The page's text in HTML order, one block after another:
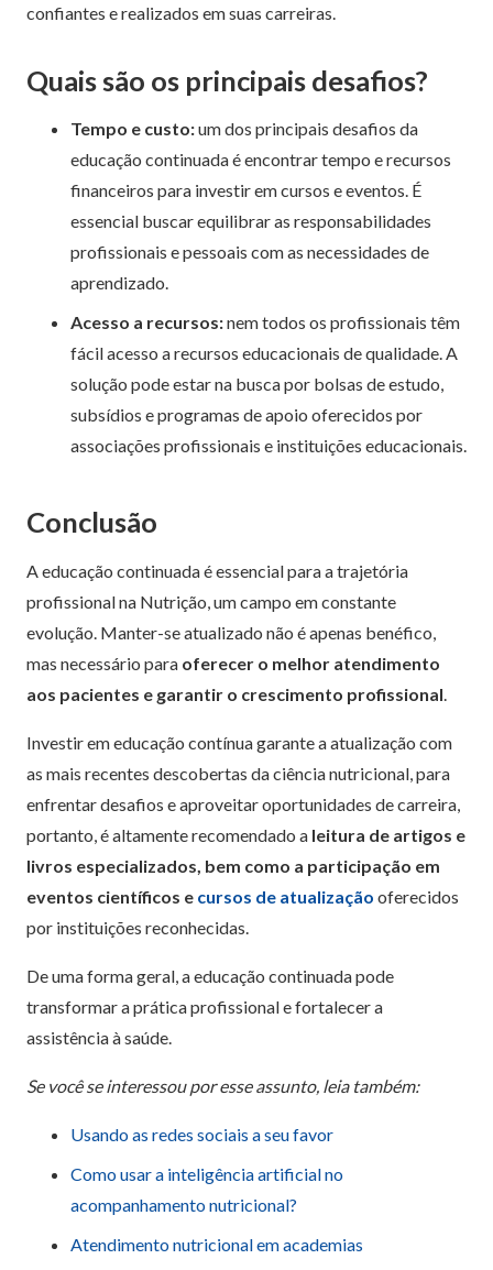
confiantes e realizados em suas carreiras.
Quais são os principais desafios?
Tempo e custo:um dos principais desafios da
educação continuada é encontrar tempo e recursos
financeiros para investir em cursos e eventos. É
essencial buscar equilibrar as responsabilidades
profissionais e pessoais com as necessidades de
aprendizado.
Acesso a recursos:nem todos os profissionais têm
fácil acesso a recursos educacionais de qualidade. A
solução pode estar na busca por bolsas de estudo,
subsídios e programas de apoio oferecidos por
associações profissionais e instituições educacionais.
Conclusão
A educação continuada é essencial para a trajetória
profissional na Nutrição, um campo em constante
evolução. Manter-se atualizado não é apenas benéfico,
mas necessário para oferecer o melhor atendimento
aos pacientes e garantir o crescimento profissional
Investir em educação contínua garante a atualização com
as mais recentes descobertas da ciência nutricional, para
enfrentar desafios e aproveitar oportunidades de carreira,
portanto, é altamente recomendado a leitura de artigos e
livros especializados, bem como a participação em
eventos científicos e cursos de atualização oferecidos
por instituições reconhecidas.
De uma forma geral, a educação continuada pode
transformar a prática profissional e fortalecer a
assistência à saúde.
Se você se interessou por esse assunto, leia também:
Usando as redes sociais a seu favor
Como usar a inteligência artificial no
acompanhamento nutricional?
Atendimento nutricional em academias